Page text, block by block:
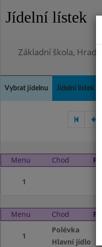
Jídelní lístek
Základní škola,
Vybrat jídelnu Jídelní lístek
Menu Chod
1
Menu Chod
1
Polévka
Hlavní jídlo